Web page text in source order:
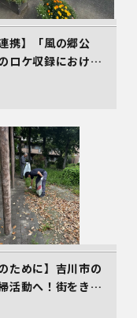
携】「風の郷公
ロケ収録における
ために】吉川市の
活動へ！街をきれ